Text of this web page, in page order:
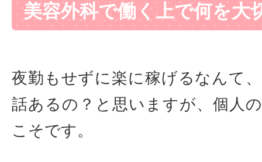
美容外科で働く上で何を大
夜勤もせずに楽に稼げるなんて
話あるの？と思いますが、個人
こそです。